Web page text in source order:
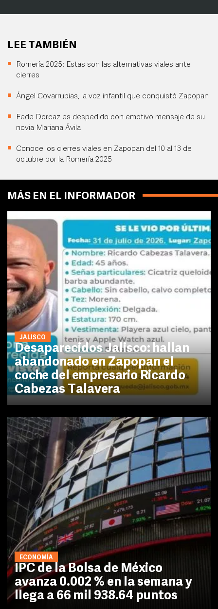
LEE TAMBIÉN
Romería 2025: Estas son las alternativas viales ante
cierres
Ángel Covarrubias, la voz infantil que conquistó Zapopan
Fede Dorcaz es despedido con emotivo mensaje de su
novia Mariana Ávila
Conoce los cierres viales en Zapopan del 10 al 13 de
octubre por la Romería 2025
MÁS EN EL INFORMADOR
JALISCO
Desaparecidos Jalisco: hallan
abandonado en Zapopan el
coche del empresario Ricardo
Cabezas Talavera
ECONOMÍA
IPC de la Bolsa de México
avanza 0.002 % en la semana y
llega a 66 mil 938.64 puntos